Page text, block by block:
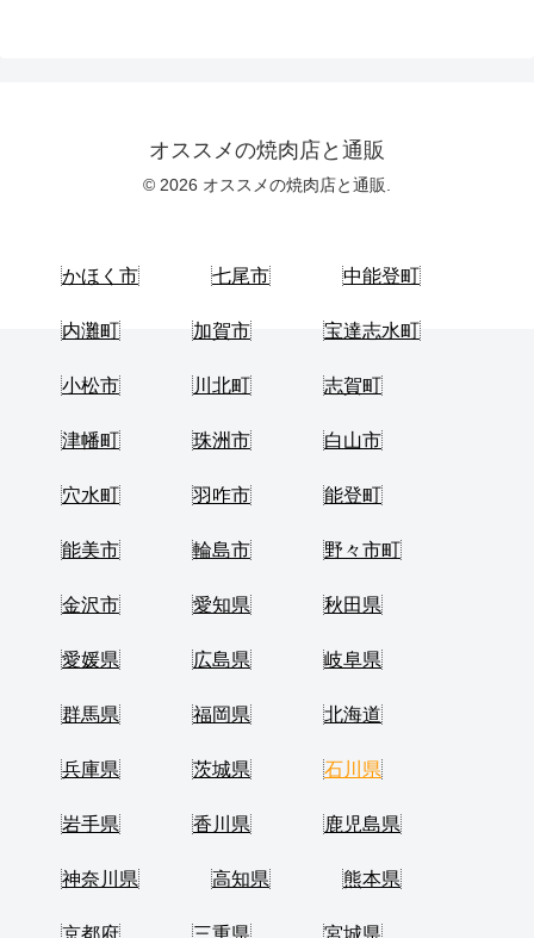
オススメの焼肉店と通販
© 2026 オススメの焼肉店と通販.
かほく市 七尾市 中能登町
内灘町 加賀市 宝達志水町
小松市 川北町 志賀町
津幡町 珠洲市 白山市
穴水町 羽咋市 能登町
能美市 輪島市 野々市町
金沢市 愛知県 秋田県
愛媛県 広島県 岐阜県
群馬県 福岡県 北海道
兵庫県 茨城県 石川県
岩手県 香川県 鹿児島県
神奈川県 高知県 熊本県
京都府 三重県 宮城県